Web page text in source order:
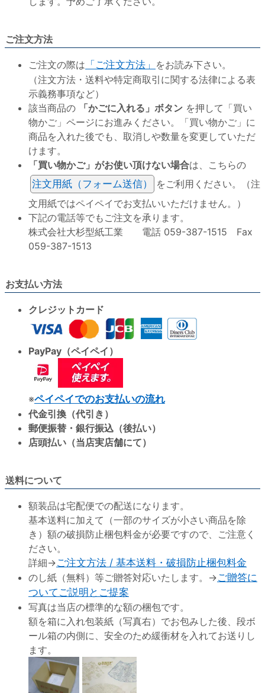
ご注文方法
ご注文の際は 「ご注文方法」 をお読み下さい。
（注文方法・送料や特定商取引に関する法律による表
示義務事項など）
該当商品の
「かごに入れる」ボタン を押して「買い
物かご」ページにお進みください。「買い物かご」に
商品を入れた後でも、取消しや数量を変更していただ
けます。
「買い物かご」がお使い頂けない場合は、こちらの
注文用紙（フォーム送信）
をご利用ください。（注
文用紙ではペイペイでお支払いいただけません。）
下記の電話等でもご注文を承ります。
株式会社大杉型紙工業 電話 059-387-1515 Fax
059-387-1513
お支払い方法
クレジットカード
PayPay（ペイペイ）
※ペイペイでのお支払いの流れ
代金引換（代引き）
郵便振替・銀行振込（後払い）
店頭払い（当店実店舗にて）
送料について
額装品は宅配便での配送になります。
基本送料に加えて（一部のサイズが小さい商品を除
き）額の破損防止梱包料金が必要ですので、ご注意く
ださい。
詳細→ご注文方法 / 基本送料・破損防止梱包料金
のし紙（無料）等ご贈答対応いたします。→ご贈答に
ついてご説明とご提案
写真は当店の標準的な額の梱包です。
額を箱に入れ包装紙（写真右）でお包みした後、段ボ
ール箱の内側に、安全のため緩衝材を入れてお送りし
ます。